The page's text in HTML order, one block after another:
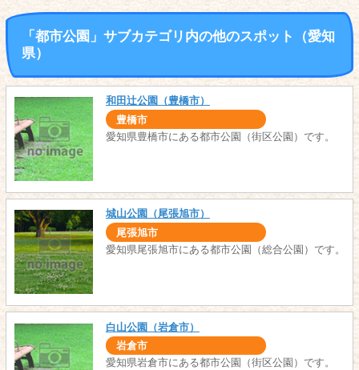
「都市公園」サブカテゴリ内の他のスポット（愛知
県）
和田辻公園（豊橋市）
豊橋市
愛知県豊橋市にある都市公園（街区公園）です。
城山公園（尾張旭市）
尾張旭市
愛知県尾張旭市にある都市公園（総合公園）です。
白山公園（岩倉市）
岩倉市
愛知県岩倉市にある都市公園（街区公園）です。